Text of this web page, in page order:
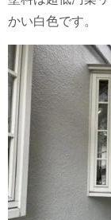
かい白色です。